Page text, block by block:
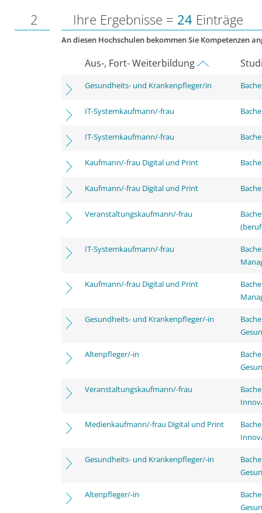
2 Ihre Ergebnisse = 24 Einträge
An diesen Hochschulen bekommen Sie Kompetenzen
Aus-, Fort- Weiterbildung
Gesundheits- und Krankenpfleger/in
IT-Systemkaufmann/-frau
IT-Systemkaufmann/-frau
Kaufmann/-frau Digital und Print
Kaufmann/-frau Digital und Print
Veranstaltungskaufmann/-frau
IT-Systemkaufmann/-frau
Kaufmann/-frau Digital und Print
Gesundheits- und Krankenpfleger/-in
Altenpfleger/-in
Veranstaltungskaufmann/-frau
Medienkaufmann/-frau Digital und Print
Gesundheits- und Krankenpfleger/-in
Altenpfleger/-in